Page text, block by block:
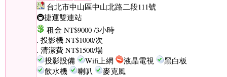
台北市中山區中山北路二段111號
🚇捷運雙連站
租金 NT$9000 /3小時
. 投影機 NT$1000/次
. 清潔費 NT$1500/場
投影設備
Wifi上網 液晶電視
黑白板
飲水機
喇叭
麥克風